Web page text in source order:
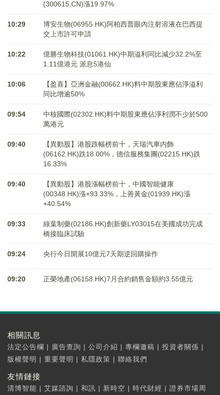
(300615.CN)漲19.97%
10:29
博安生物(06955.HK)阿柏西普眼內注射溶液在巴西提
交上市許可申請
10:22
億勝生物科技(01061.HK)中期溢利同比減少32.2%至
1.11億港元 派息5港仙
10:06
【盈喜】亞洲金融(00662.HK)料中期股東應佔淨溢利
同比增逾50%
09:54
中核國際(02302.HK)料中期股東應佔淨利潤不少於500
萬港元
09:40
【異動股】港股跌幅榜前十，天瑞汽車内飾
(06162.HK)跌18.00%，德信服務集團(02215.HK)跌
16.33%
09:40
【異動股】港股漲幅榜前十，中國智能健康
(00348.HK)漲+93.33%，上善黃金(01939.HK)漲
+40.54%
09:33
綠葉制藥(02186.HK)創新藥LY03015在美國成功完成
橋接臨床試驗
09:24 央行今日開展10億元7天期逆回購操作
09:20 正榮地產(06158.HK)7月合約銷售金額約3.55億元
相關訊息
法定公告欄 | 廣告查詢 | 公司介紹 | 專欄邀稿 | 投資者關係 |
版權聲明 | 重要聲明 | 私隱政策 | 聯絡我們
友情鏈接
清博智能 | 艾媒諮詢 | 和訊 | 新時空 | 時代財經 | 證券市場周